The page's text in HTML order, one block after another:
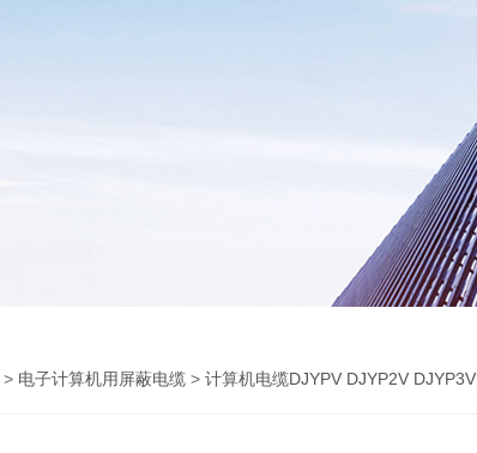
> 电子计算机用屏蔽电缆 > 计算机电缆DJYPV DJYP2V DJYP3V